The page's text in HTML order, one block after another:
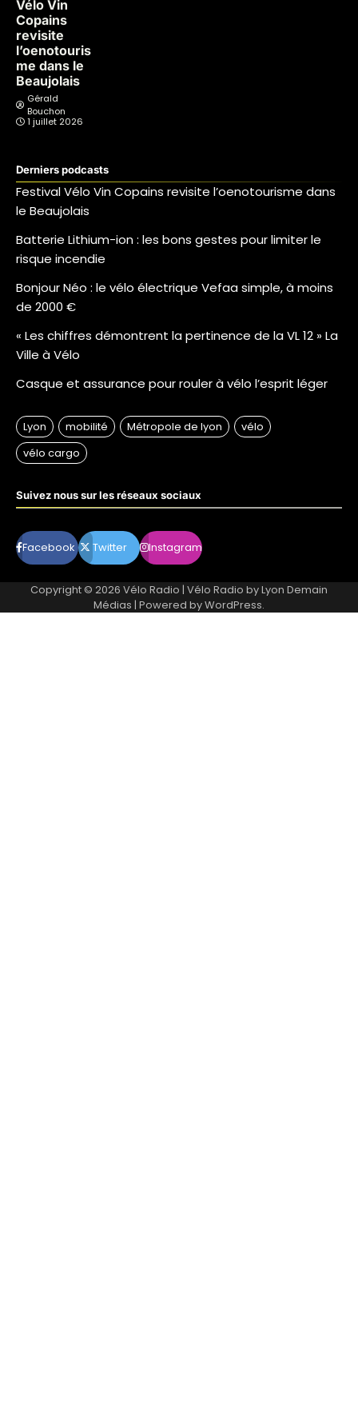
Vélo Vin
Copains
revisite
l’oenotouris
me dans le
Beaujolais
Gérald
Bouchon
1 juillet 2026
Derniers podcasts
Festival Vélo Vin Copains revisite l’oenotourisme dans
le Beaujolais
Batterie Lithium-ion : les bons gestes pour limiter le
risque incendie
Bonjour Néo : le vélo électrique Vefaa simple, à moins
de 2000 €
« Les chiffres démontrent la pertinence de la VL 12 » La
Ville à Vélo
Casque et assurance pour rouler à vélo l’esprit léger
Suivez nous sur les réseaux sociaux
Facebook Twitter Instagram
Copyright © 2026 Vélo Radio | Vélo Radio byLyon Demain
Médias | Powered byWordPress.